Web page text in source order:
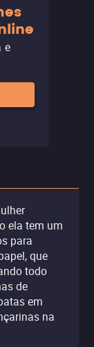
e
ela tem um
para
que
todo
de
em
na